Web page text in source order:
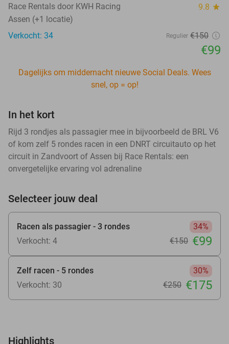
Race Rentals door KWH Racing 9.8 star
Assen (+1 locatie)
Verkocht: 34
Regulier €150
€99
Dagelijks om middernacht nieuwe Social Deals. Wees
snel, op = op!
In het kort
Rijd 3 rondjes als passagier mee in bijvoorbeeld de BRL V6
of kom zelf 5 rondes racen in een DNRT circuitauto op het
circuit in Zandvoort of Assen bij Race Rentals: een
onvergetelijke ervaring vol adrenaline
Selecteer jouw deal
Racen als passagier - 3 rondes
34%
Verkocht: 4
€150 €99
Zelf racen - 5 rondes
30%
Verkocht: 30
€250 €175
Highlights